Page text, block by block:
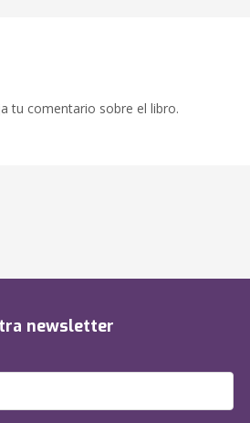
tu comentario sobre el libro.
newsletter